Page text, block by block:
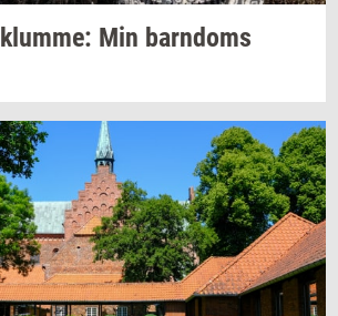
klum­me: Min barn­doms